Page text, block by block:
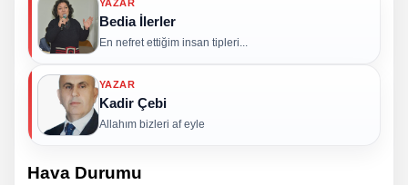
YAZAR
Bedia İlerler
En nefret ettiğim insan tipleri...
YAZAR
Kadir Çebi
Allahım bizleri af eyle
Hava Durumu